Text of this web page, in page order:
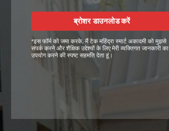
चि
ब्रोशर डाउनलोड करें
*इस फॉर्म को जमा करके, मैं टेक महिंद्रा स्मार्ट अकादमी को मुझसे
संपर्क करने और शैक्षिक उद्देश्यों के लिए मेरी व्यक्तिगत जानकारी का
उपयोग करने की स्पष्ट सहमति देता हूं।